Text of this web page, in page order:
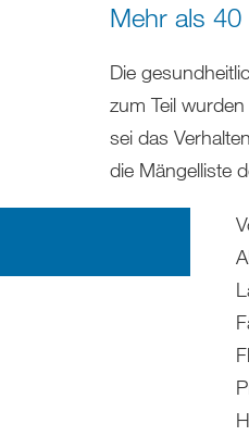
Mehr als 40
Die
zum Teil
sei das
die Mängelliste